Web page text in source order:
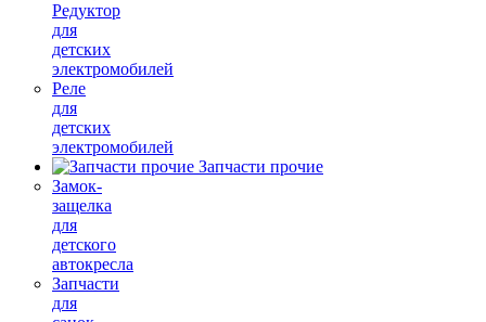
Редуктор
для
детских
электромобилей
Реле
для
детских
электромобилей
Запчасти прочие
Замок-
защелка
для
детского
автокресла
Запчасти
для